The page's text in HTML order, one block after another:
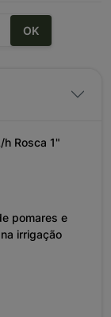
OK
Rosca 1"
pomares e
irrigação